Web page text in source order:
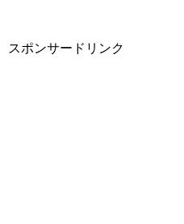
スポンサードリンク